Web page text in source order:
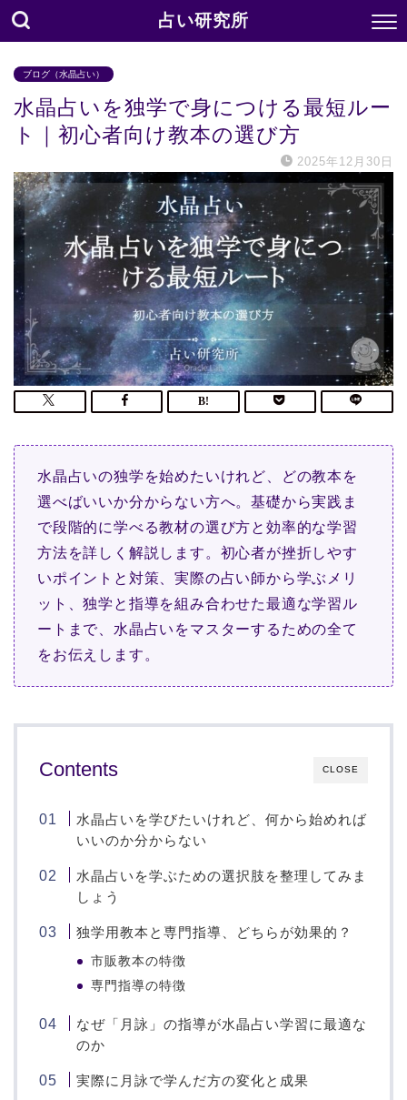
占い研究所
ブログ（水晶占い）
水晶占いを独学で身につける最短ルー
ト｜初心者向け教本の選び方
2025年12月30日
水晶占いの独学を始めたいけれど、どの教本を
選べばいいか分からない方へ。基礎から実践ま
で段階的に学べる教材の選び方と効率的な学習
方法を詳しく解説します。初心者が挫折しやす
いポイントと対策、実際の占い師から学ぶメリ
ット、独学と指導を組み合わせた最適な学習ル
ートまで、水晶占いをマスターするための全て
をお伝えします。
CLOSE
Contents
水晶占いを学びたいけれど、何から始めれば
いいのか分からない
水晶占いを学ぶための選択肢を整理してみま
しょう
独学用教本と専門指導、どちらが効果的？
市販教本の特徴
専門指導の特徴
なぜ「月詠」の指導が水晶占い学習に最適な
のか
実際に月詠で学んだ方の変化と成果